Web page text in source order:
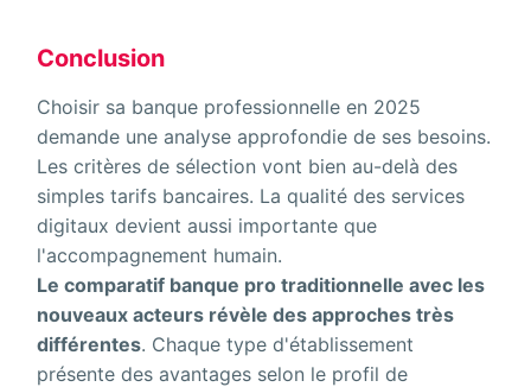
Conclusion
Choisir sa banque professionnelle en 2025
demande une analyse approfondie de ses besoins.
Les critères de sélection vont bien au-delà des
simples tarifs bancaires. La qualité des services
digitaux devient aussi importante que
l'accompagnement humain.
Le comparatif banque pro traditionnelle avec les
nouveaux acteurs révèle des approches très
différentes. Chaque type d'établissement
présente des avantages selon le profil de